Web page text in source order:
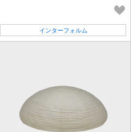
インターフォルム